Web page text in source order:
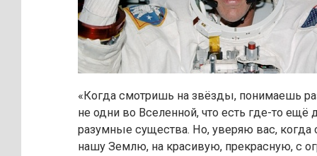
«Когда смотришь на звёзды, понимаешь
не одни во Вселенной, что есть где-то ещё
разумные существа. Но, уверяю вас, когда
нашу Землю, на красивую, прекрасную, с